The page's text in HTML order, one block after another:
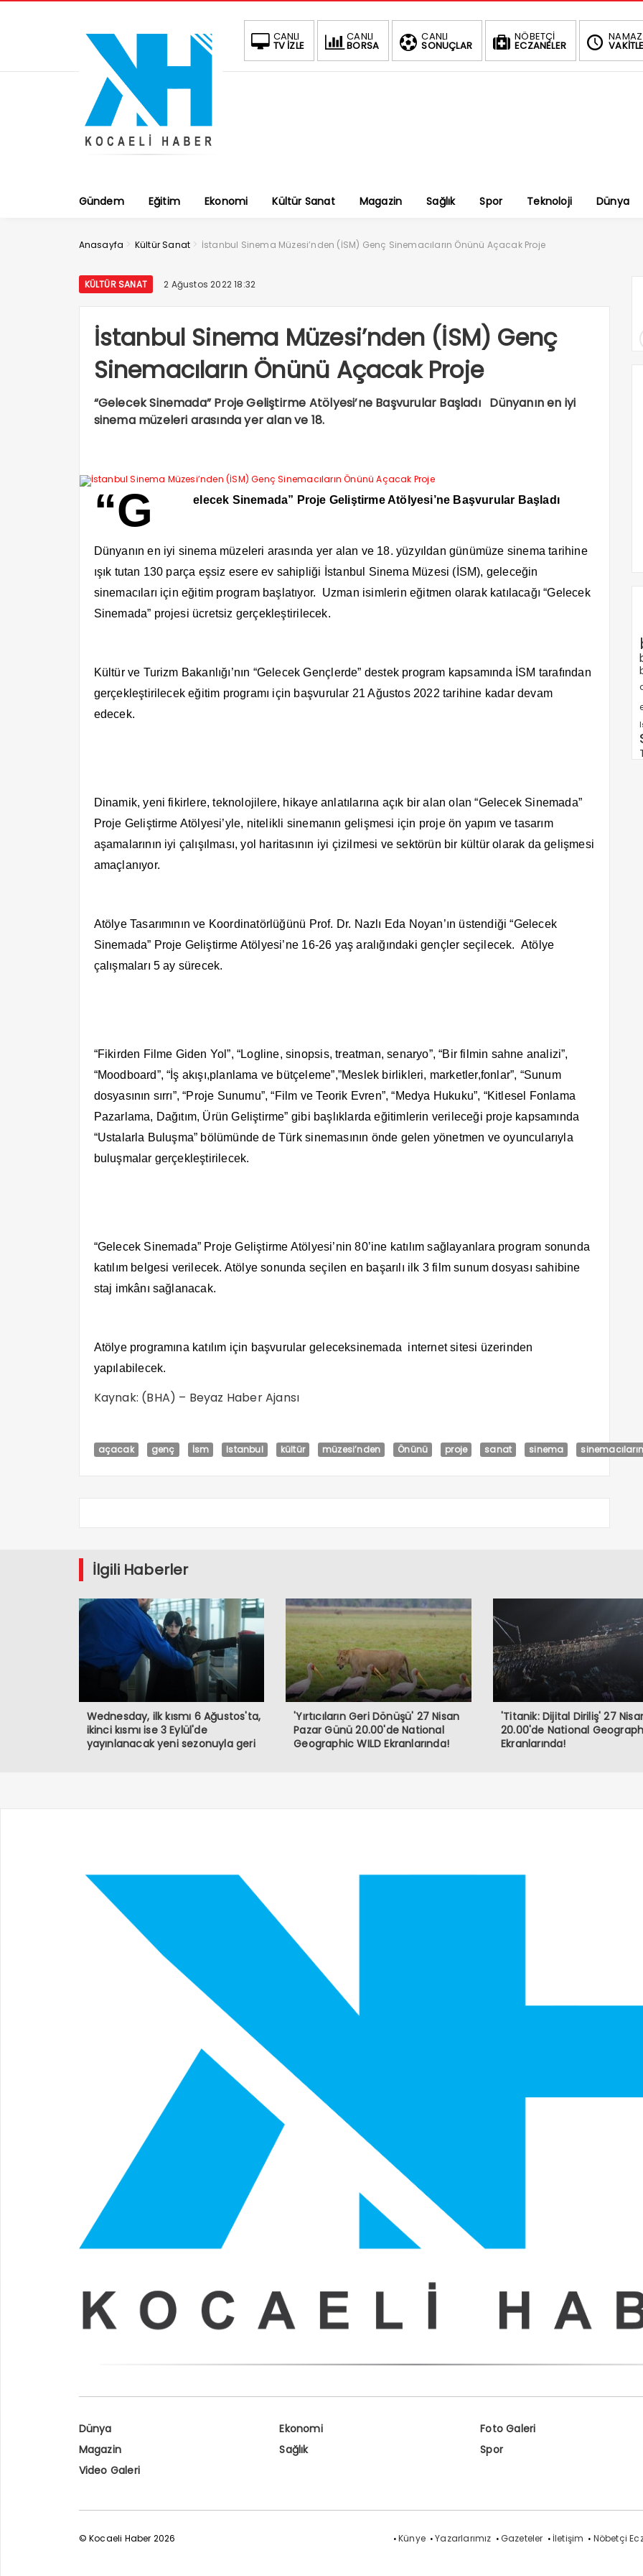
CANLI
TV İZLE
CANLI
BORSA
CANLI
SONUÇLAR
NÖBETÇİ
ECZANELER
NAMAZ
Gündem Eğitim Ekonomi Kültür Sanat Magazin Sağlık Spor Teknoloji Dünya
Anasayfa > Kültür Sanat > İstanbul Sinema Müzesi’nden (İSM) Genç Sinemacıların Önünü Açacak Proje
KÜLTÜR SANAT 2 Ağustos 2022 18:32
İstanbul Sinema Müzesi’nden (İSM) Genç
Sinemacıların Önünü Açacak Proje
“Gelecek Sinemada” Proje Geliştirme Atölyesi’ne Başvurular Başladı Dünyanın en iyi
sinema müzeleri arasında yer alan ve 18.
“G elecek Sinemada” Proje Geliştirme Atölyesi’ne Başvurular Başladı
Dünyanın en iyi sinema müzeleri arasında yer alan ve 18. yüzyıldan günümüze sinema tarihine
ışık tutan 130 parça eşsiz esere ev sahipliği İstanbul Sinema Müzesi (İSM), geleceğin
sinemacıları için eğitim program başlatıyor. Uzman isimlerin eğitmen olarak katılacağı “Gelecek
Sinemada” projesi ücretsiz gerçekleştirilecek.
Kültür ve Turizm Bakanlığı’nın “Gelecek Gençlerde” destek program kapsamında İSM tarafından
gerçekleştirilecek eğitim programı için başvurular 21 Ağustos 2022 tarihine kadar devam
edecek.
Dinamik, yeni fikirlere, teknolojilere, hikaye anlatılarına açık bir alan olan “Gelecek Sinemada”
Proje Geliştirme Atölyesi’yle, nitelikli sinemanın gelişmesi için proje ön yapım ve tasarım
aşamalarının iyi çalışılması, yol haritasının iyi çizilmesi ve sektörün bir kültür olarak da gelişmesi
amaçlanıyor.
Atölye Tasarımının ve Koordinatörlüğünü Prof. Dr. Nazlı Eda Noyan’ın üstendiği “Gelecek
Sinemada” Proje Geliştirme Atölyesi’ne 16-26 yaş aralığındaki gençler seçilecek. Atölye
çalışmaları 5 ay sürecek.
“Fikirden Filme Giden Yol”, “Logline, sinopsis, treatman, senaryo”, “Bir filmin sahne analizi”,
“Moodboard”, “İş akışı,planlama ve bütçeleme”,”Meslek birlikleri, marketler,fonlar”, “Sunum
dosyasının sırrı”, “Proje Sunumu”, “Film ve Teorik Evren”, “Medya Hukuku”, “Kitlesel Fonlama
Pazarlama, Dağıtım, Ürün Geliştirme” gibi başlıklarda eğitimlerin verileceği proje kapsamında
“Ustalarla Buluşma” bölümünde de Türk sinemasının önde gelen yönetmen ve oyuncularıyla
buluşmalar gerçekleştirilecek.
“Gelecek Sinemada” Proje Geliştirme Atölyesi’nin 80’ine katılım sağlayanlara program sonunda
katılım belgesi verilecek. Atölye sonunda seçilen en başarılı ilk 3 film sunum dosyası sahibine
staj imkânı sağlanacak.
Atölye programına katılım için başvurular geleceksinemada internet sitesi üzerinden
yapılabilecek.
Kaynak: (BHA) – Beyaz Haber Ajansı
açacak genç İsm Istanbul kültür müzesi’nden Önünü proje sanat sinema sinemacıların
İlgili Haberler
Wednesday, ilk kısmı 6 Ağustos'ta,
ikinci kısmı ise 3 Eylül'de
yayınlanacak yeni sezonuyla geri
'Yırtıcıların Geri Dönüşü' 27 Nisan
Pazar Günü 20.00'de National
Geographic WILD Ekranlarında!
'Titanik: Dijital Diriliş' 27
20.00'de National
Ekranlarında!
Dünya Ekonomi
Foto Galeri
Magazin
Sağlık
Spor
Video Galeri
© Kocaeli Haber 2026 Künye Yazarlarımız Gazeteler İletişim Nöbetçi